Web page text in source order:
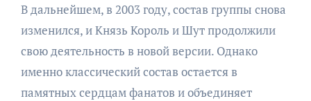
В дальнейшем, в 2003 году, состав группы снова
изменился, и Князь Король и Шут продолжили
свою деятельность в новой версии. Однако
именно классический состав остается в
памятных сердцам фанатов и объединяет